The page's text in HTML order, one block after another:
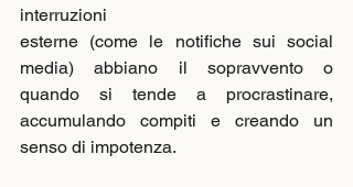
interruzioni
esterne (come le notifiche sui social
media) abbiano il sopravvento o
quando si tende a procrastinare,
accumulando compiti e creando un
senso di impotenza.